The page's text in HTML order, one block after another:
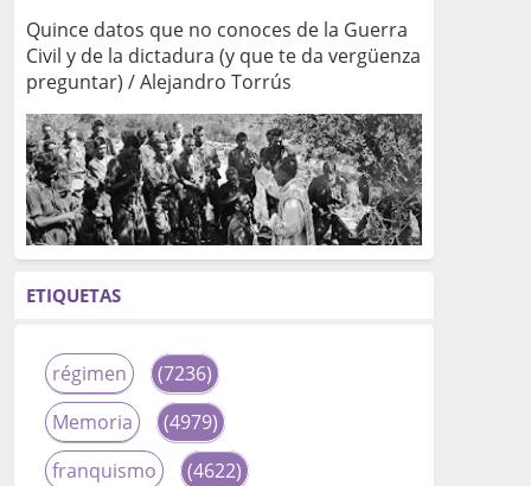
Quince datos que no conoces de la Guerra
Civil y de la dictadura (y que te da vergüenza
preguntar) / Alejandro Torrús
ETIQUETAS
régimen
(7236)
Memoria
(4979)
franquismo
(4622)